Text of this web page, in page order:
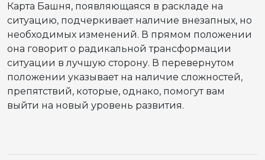
Карта Башня, появляющаяся в раскладе на
ситуацию, подчеркивает наличие внезапных, но
необходимых изменений. В прямом положении
она говорит о радикальной трансформации
ситуации в лучшую сторону. В перевернутом
положении указывает на наличие сложностей,
препятствий, которые, однако, помогут вам
выйти на новый уровень развития.